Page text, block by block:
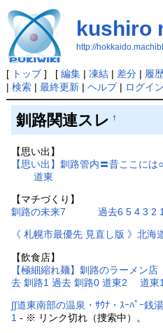
kushiro
http://
[ トップ] [ 編集| 凍結| 差分| 履
| 検索| 最終更新| ヘルプ| ログイン
釧路関連スレ †
【思い出】
【思い出】釧路管内〓昔ここに
道東
【マチづくり】
釧路の未来7
過去6 5 4 3 2 1
《 札幌市最優先 見直し版 》北海
【飲食店】
【極細縮れ麺】釧路のラーメン
去 釧路1 過去 釧路0 道東2 道東1
∫∫道東南部の温泉・ｻｳﾅ・ｽｰﾊﾟｰ銭
1 - ※ リンク切れ（捜索中）。